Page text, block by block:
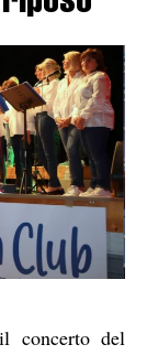
concerto del